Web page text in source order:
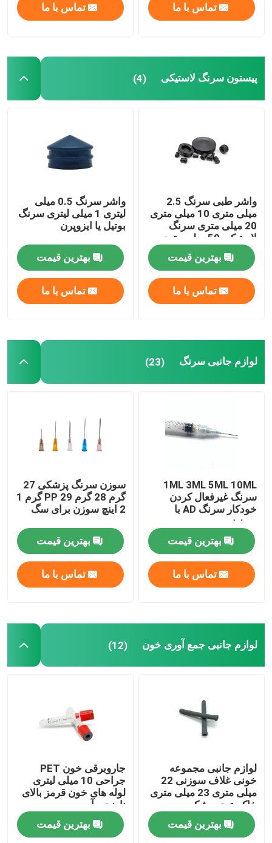
تماس با ما تماس با ما
پیستون سرنگ لاستیکی (4)
واشر طبی سرنگ 2.5
میلی متری 10 میلی متری
20 میلی متری سرنگ
لاستیکی 50 میلی متری
بوتیل
بهترین قیمت
تماس با ما
واشر سرنگ 0.5 میلی
لیتری 1 میلی لیتری سرنگ
بوتیل یا ایزوپرن
بهترین قیمت
تماس با ما
لوازم جانبی سرنگ (23)
1ML 3ML 5ML 10ML
سرنگ غیرفعال کردن
خودکار سرنگ AD با
سوزن
بهترین قیمت
تماس با ما
سوزن سرنگ پزشکی 27
گرم 28 گرم PP 29 گرم 1
2 اینچ سوزن برای سگ
بهترین قیمت
تماس با ما
لوازم جانبی جمع آوری خون (12)
لوازم جانبی مجموعه
خونی غلاف سوزنی 22
میلی متری 23 میلی متری
خاکستری مشکی
بهترین قیمت
جاروبرقی خون PET
جراحی 10 میلی لیتری
لوله های خون قرمز بالای
نارنجی آبی
بهترین قیمت